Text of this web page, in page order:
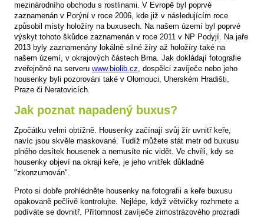
mezinárodního obchodu s rostlinami. V Evropě byl poprvé
zaznamenán v Porýní v roce 2006, kde již v následujícím roce
způsobil místy holožíry na buxusech. Na našem území byl poprvé
výskyt tohoto škůdce zaznamenán v roce 2011 v NP Podyjí. Na jaře
2013 byly zaznamenány lokálně silné žíry až holožíry také na
našem území, v okrajových částech Brna. Jak dokládají fotografie
zveřejněné na serveru www.biolib.cz, dospělci zavíječe nebo jeho
housenky byli pozorováni také v Olomouci, Uherském Hradišti,
Praze či Neratovicích.
Jak poznat napadený buxus?
Zpočátku velmi obtížně. Housenky začínají svůj žír uvnitř keře,
navíc jsou skvěle maskované. Tudíž můžete stát metr od buxusu
plného desítek housenek a nemusíte nic vidět. Ve chvíli, kdy se
housenky objeví na okraji keře, je jeho vnitřek důkladně
"zkonzumován".
Proto si dobře prohlédněte housenky na fotografii a keře buxusu
opakovaně pečlivě kontrolujte. Nejlépe, když větvičky rozhrnete a
podíváte se dovnitř. Přítomnost zavíječe zimostrázového prozradí